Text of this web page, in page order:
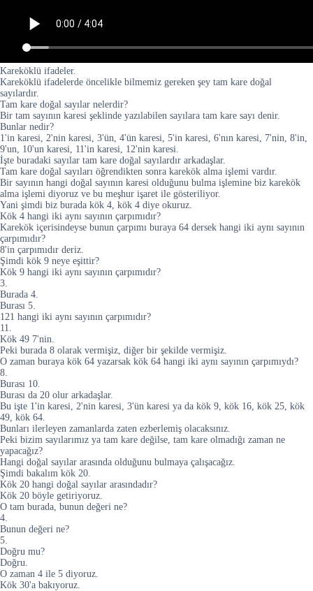
Kareköklü ifadeler.
Kareköklü ifadelerde öncelikle bilmemiz gereken şey tam kare doğal
sayılardır.
Tam kare doğal sayılar nelerdir?
Bir tam sayının karesi şeklinde yazılabilen sayılara tam kare sayı denir.
Bunlar nedir?
1'in karesi, 2'nin karesi, 3'ün, 4'ün karesi, 5'in karesi, 6'nın karesi, 7'nin, 8'in,
9'un, 10'un karesi, 11'in karesi, 12'nin karesi.
İşte buradaki sayılar tam kare doğal sayılardır arkadaşlar.
Tam kare doğal sayıları öğrendikten sonra karekök alma işlemi vardır.
Bir sayının hangi doğal sayının karesi olduğunu bulma işlemine biz karekök
alma işlemi diyoruz ve bu meşhur işaret ile gösteriliyor.
Yani şimdi biz burada kök 4, kök 4 diye okuruz.
Kök 4 hangi iki aynı sayının çarpımıdır?
Karekök içerisindeyse bunun çarpımı buraya 64 dersek hangi iki aynı sayının
çarpımıdır?
8'in çarpımıdır deriz.
Şimdi kök 9 neye eşittir?
Kök 9 hangi iki aynı sayının çarpımıdır?
3.
Burada 4.
Burası 5.
121 hangi iki aynı sayının çarpımıdır?
11.
Kök 49 7'nin.
Peki burada 8 olarak vermişiz, diğer bir şekilde vermişiz.
O zaman buraya kök 64 yazarsak kök 64 hangi iki aynı sayının çarpımıydı?
8.
Burası 10.
Burası da 20 olur arkadaşlar.
Bu işte 1'in karesi, 2'nin karesi, 3'ün karesi ya da kök 9, kök 16, kök 25, kök
49, kök 64.
Bunları ilerleyen zamanlarda zaten ezberlemiş olacaksınız.
Peki bizim sayılarımız ya tam kare değilse, tam kare olmadığı zaman ne
yapacağız?
Hangi doğal sayılar arasında olduğunu bulmaya çalışacağız.
Şimdi bakalım kök 20.
Kök 20 hangi doğal sayılar arasındadır?
Kök 20 böyle getiriyoruz.
O tam burada, bunun değeri ne?
4.
Bunun değeri ne?
5.
Doğru mu?
Doğru.
O zaman 4 ile 5 diyoruz.
Kök 30'a bakıyoruz.